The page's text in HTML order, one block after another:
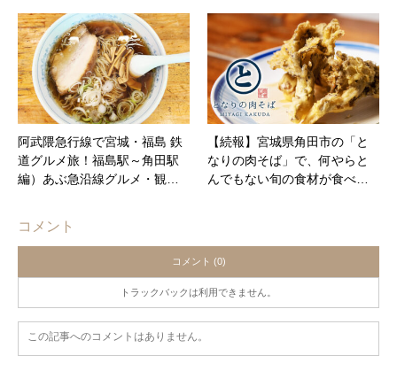
阿武隈急行線で宮城・福島 鉄
道グルメ旅！福島駅～角田駅
編）あぶ急沿線グルメ・観…
【続報】宮城県角田市の「と
なりの肉そば」で、何やらと
んでもない旬の食材が食べ…
コメント
コメント (0)
トラックバックは利用できません。
この記事へのコメントはありません。